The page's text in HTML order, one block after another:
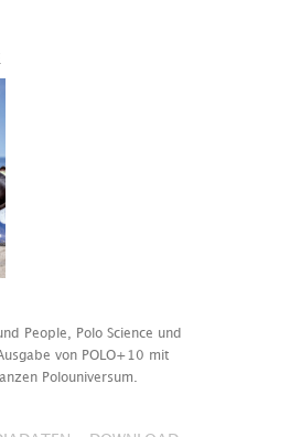
People, Polo Science und
von POLO+10 mit
Polouniversum.